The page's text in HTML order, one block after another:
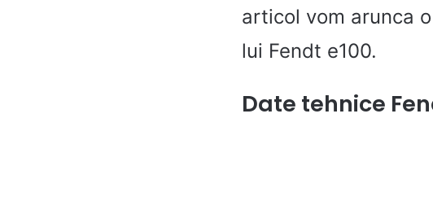
articol vom arunca
lui Fendt e100.
Date tehnice